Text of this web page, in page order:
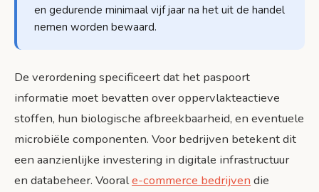
en gedurende minimaal vijf jaar na het uit de handel
nemen worden bewaard.
De verordening specificeert dat het paspoort
informatie moet bevatten over oppervlakteactieve
stoffen, hun biologische afbreekbaarheid, en eventuele
microbiële componenten. Voor bedrijven betekent dit
een aanzienlijke investering in digitale infrastructuur
en databeheer. Voorale-commerce bedrijven die